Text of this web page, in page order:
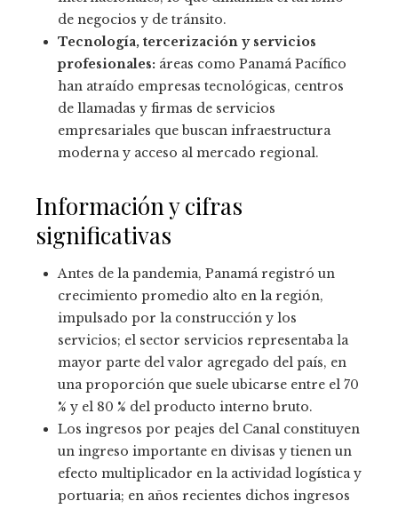
de negocios y de tránsito.
Tecnología, tercerización y servicios
profesionales: áreas como Panamá Pacífico
han atraído empresas tecnológicas, centros
de llamadas y firmas de servicios
empresariales que buscan infraestructura
moderna y acceso al mercado regional.
Información y cifras
significativas
Antes de la pandemia, Panamá registró un
crecimiento promedio alto en la región,
impulsado por la construcción y los
servicios; el sector servicios representaba la
mayor parte del valor agregado del país, en
una proporción que suele ubicarse entre el 70
% y el 80 % del producto interno bruto.
Los ingresos por peajes del Canal constituyen
un ingreso importante en divisas y tienen un
efecto multiplicador en la actividad logística y
portuaria; en años recientes dichos ingresos